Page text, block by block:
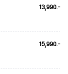
13,990.-
15,990.-